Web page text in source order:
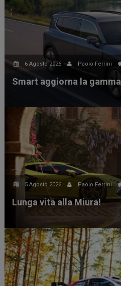
6 Agosto 2026 Paolo Ferrini
Smart aggiorna la gamma
5 Agosto 2026 Paolo Ferrini
Lunga vita alla Miura!